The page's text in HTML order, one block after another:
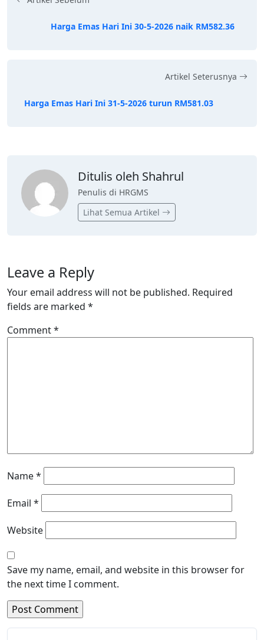
Harga Emas Hari Ini 30-5-2026 naik RM582.36
Artikel Seterusnya
Harga Emas Hari Ini 31-5-2026 turun RM581.03
Ditulis oleh Shahrul
Penulis di HRGMS
Lihat Semua Artikel
Leave a Reply
Your email address will not be published. Required
fields are marked *
Comment*
Name*
Email *
Website
Save my name, email, and website in this browser for
the next time I comment.